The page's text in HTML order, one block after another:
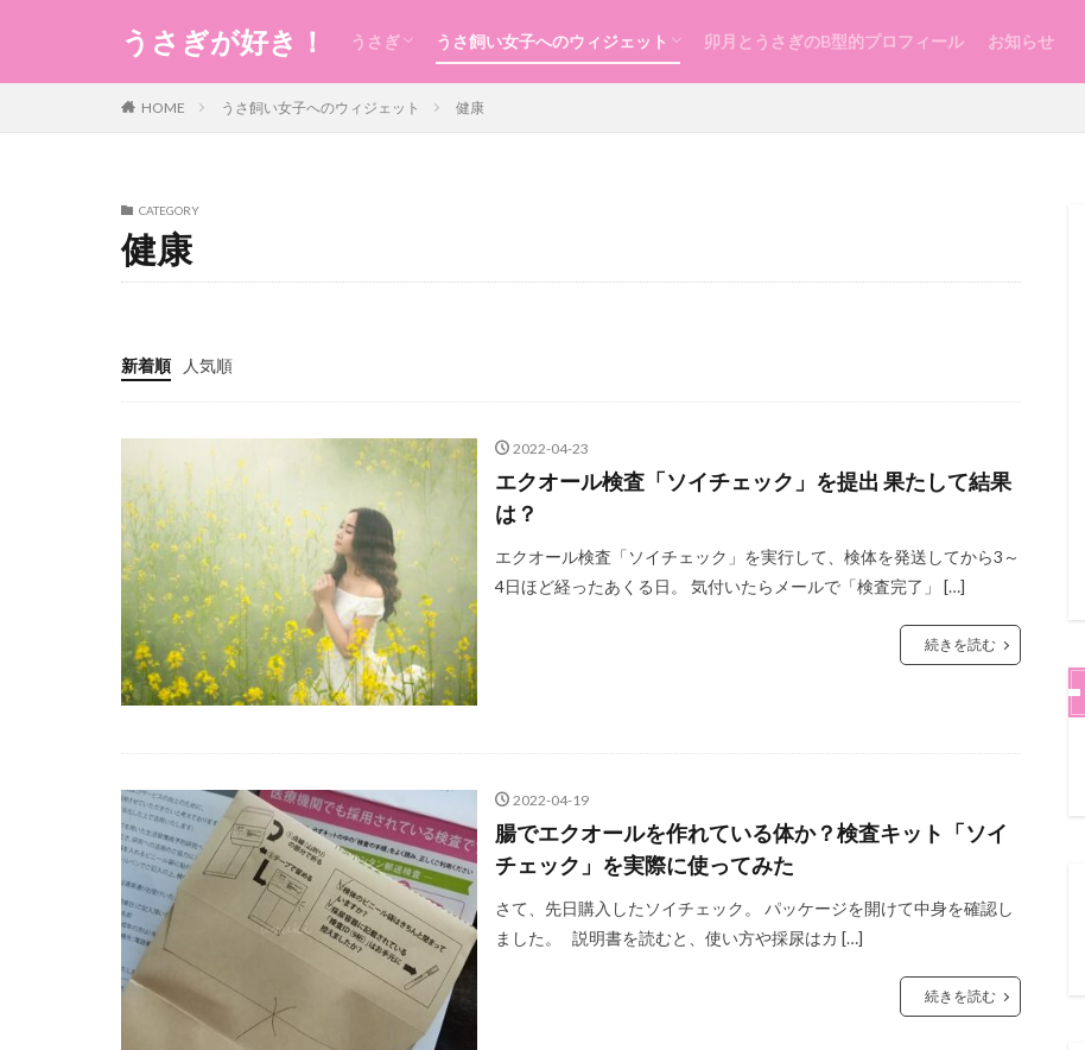
うさぎが好き！ うさぎ うさ飼い女子へのウィジェット 卯月とうさぎのB型的プロフィール お知らせ
HOME うさ飼い女子へのウィジェット 健康
CATEGORY
健康
新着順 人気順
2022-04-23
エクオール検査「ソイチェック」を提出 果たして結果
は？
エクオール検査「ソイチェック」を実行して、検体を発送してから3～
4日ほど経ったあくる日。 気付いたらメールで「検査完了」 […]
続きを読む
2022-04-19
腸でエクオールを作れている体か？検査キット「ソイ
チェック」を実際に使ってみた
さて、先日購入したソイチェック。 パッケージを開けて中身を確認し
ました。 説明書を読むと、使い方や採尿はカ […]
続きを読む